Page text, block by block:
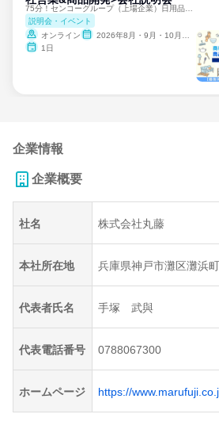
説明会・イベント
オンライン
2026年8月・9月・10月・11月・12月、2027年1月
1日
企業情報
企業概要
社名 株式会社丸藤
本社所在地 兵庫県神戸市灘区灘浜
代表者氏名 手塚 武與
代表電話番号 0788067300
ホームページ https://